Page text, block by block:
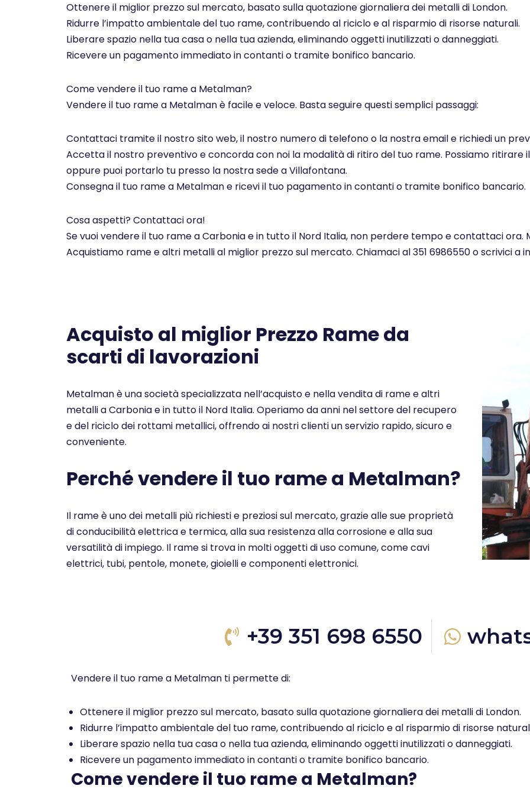
Ottenere il miglior prezzo sul mercato, basato sulla quotazione giornaliera dei metalli di London.
Ridurre l’impatto ambientale del tuo rame, contribuendo al riciclo e al risparmio di risorse naturali.
Liberare spazio nella tua casa o nella tua azienda, eliminando oggetti inutilizzati o danneggiati.
Ricevere un pagamento immediato in contanti o tramite bonifico bancario.
Come vendere il tuo rame a Metalman?
Vendere il tuo rame a Metalman è facile e veloce. Basta seguire questi semplici passaggi:
Contattaci tramite il nostro sito web, il nostro numero di telefono o la nostra email e richiedi un
Accetta il nostro preventivo e concorda con noi la modalità di ritiro del tuo rame. Possiamo ritirare
oppure puoi portarlo tu presso la nostra sede a Villafontana.
Consegna il tuo rame a Metalman e ricevi il tuo pagamento in contanti o tramite bonifico bancario.
Cosa aspetti? Contattaci ora!
Se vuoi vendere il tuo rame a Carbonia e in tutto il Nord Italia, non perdere tempo e contattaci ora.
Acquistiamo rame e altri metalli al miglior prezzo sul mercato. Chiamaci al 351 6986550 o scrivici
Acquisto al miglior Prezzo Rame da
scarti di lavorazioni
Metalman è una società specializzata nell’acquisto e nella vendita di rame e altri
metalli a Carbonia e in tutto il Nord Italia. Operiamo da anni nel settore del recupero
e del riciclo dei rottami metallici, offrendo ai nostri clienti un servizio rapido, sicuro e
conveniente.
Perché vendere il tuo rame a Metalman?
Il rame è uno dei metalli più richiesti e preziosi sul mercato, grazie alle sue proprietà
di conducibilità elettrica e termica, alla sua resistenza alla corrosione e alla sua
versatilità di impiego. Il rame si trova in molti oggetti di uso comune, come cavi
elettrici, tubi, pentole, monete, gioielli e componenti elettronici.
+39 351 698 6550
Vendere il tuo rame a Metalman ti permette di:
Ottenere il miglior prezzo sul mercato, basato sulla quotazione giornaliera dei metalli di London.
Ridurre l’impatto ambientale del tuo rame, contribuendo al riciclo e al risparmio di risorse
Liberare spazio nella tua casa o nella tua azienda, eliminando oggetti inutilizzati o danneggiati.
Ricevere un pagamento immediato in contanti o tramite bonifico bancario.
Come vendere il tuo rame a Metalman?